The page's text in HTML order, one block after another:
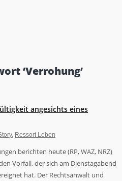
‘Verrohung’
angesichts eines
, Ressort Leben
berichten heute (RP, WAZ, NRZ)
Vorfall, der sich am Dienstagabend
hat. Der Rechtsanwalt und